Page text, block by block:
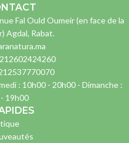
Fal Ould Oumeir (en face de la
Agdal, Rabat.
: 10h00 - 20h00 - Dimanche :
19h00